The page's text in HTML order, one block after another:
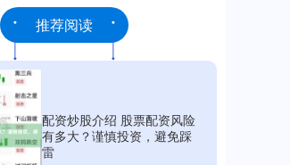
推荐阅读
配资炒股介绍 股票配资风险
有多大？谨慎投资，避免踩
雷